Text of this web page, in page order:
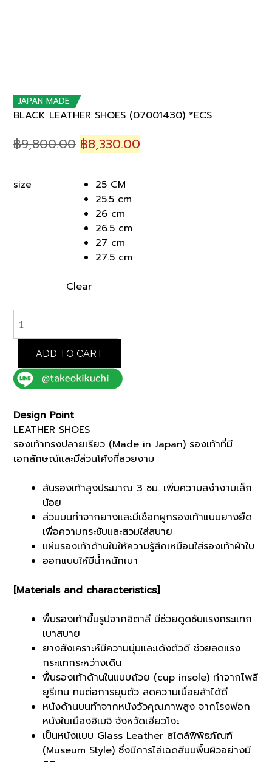
JAPAN MADE
BLACK LEATHER SHOES (07001430) *ECS
฿9,800.00 Original
was:
฿9,800.00.
฿8,330.00
size
25 CM
25.5 cm
26 cm
26.5 cm
27 cm
27.5 cm
Clear
LEATHER
SHOES
(07001430)
*ECS
quantity
ADD TO CART
Design Point
LEATHER SHOES
รองเท้าทรงปลายเรียว (Made in Japan) รองเท้าที่มี
เอกลักษณ์และมีส่วนโค้งที่สวยงาม
ส้นรองเท้าสูงประมาณ 3 ซม. เพิ่มความสง่างามเล็ก
น้อย
ส่วนบนทำจากยางและมีเชือกผูกรองเท้าแบบยางยืด
เพื่อความกระชับและสวมใส่สบาย
แผ่นรองเท้าด้านในให้ความรู้สึกเหมือนใส่รองเท้าผ้าใบ
ออกแบบให้มีน้ำหนักเบา
[Materials and characteristics]
พื้นรองเท้าขึ้นรูปจากอิตาลี มีช่วยดูดซับแรงกระแทก
เบาสบาย
ยางสังเคราะห์มีความนุ่มและเด้งตัวดี ช่วยลดแรง
กระแทกระหว่างเดิน
พื้นรองเท้าด้านในแบบถ้วย (cup insole) ทำจากโพลี
ยูรีเทน ทนต่อการยุบตัว ลดความเมื่อยล้าได้ดี
หนังด้านบนทำจากหนังวัวคุณภาพสูง จากโรงฟอก
หนังในเมืองฮิเมจิ จังหวัดเฮียวโงะ
เป็นหนังแบบ Glass Leather สไตล์พิพิธภัณฑ์
(Museum Style) ซึ่งมีการไล่เฉดสีบนพื้นผิวอย่างมี